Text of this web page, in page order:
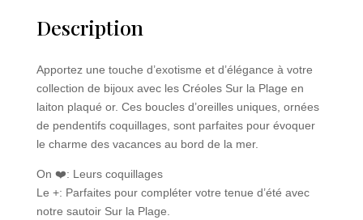
Description
Apportez une touche d’exotisme et d’élégance à votre
collection de bijoux avec les Créoles Sur la Plage en
laiton plaqué or. Ces boucles d’oreilles uniques, ornées
de pendentifs coquillages, sont parfaites pour évoquer
le charme des vacances au bord de la mer.
On ❤️: Leurs coquillages
Le +: Parfaites pour compléter votre tenue d’été avec
notre sautoir Sur la Plage.